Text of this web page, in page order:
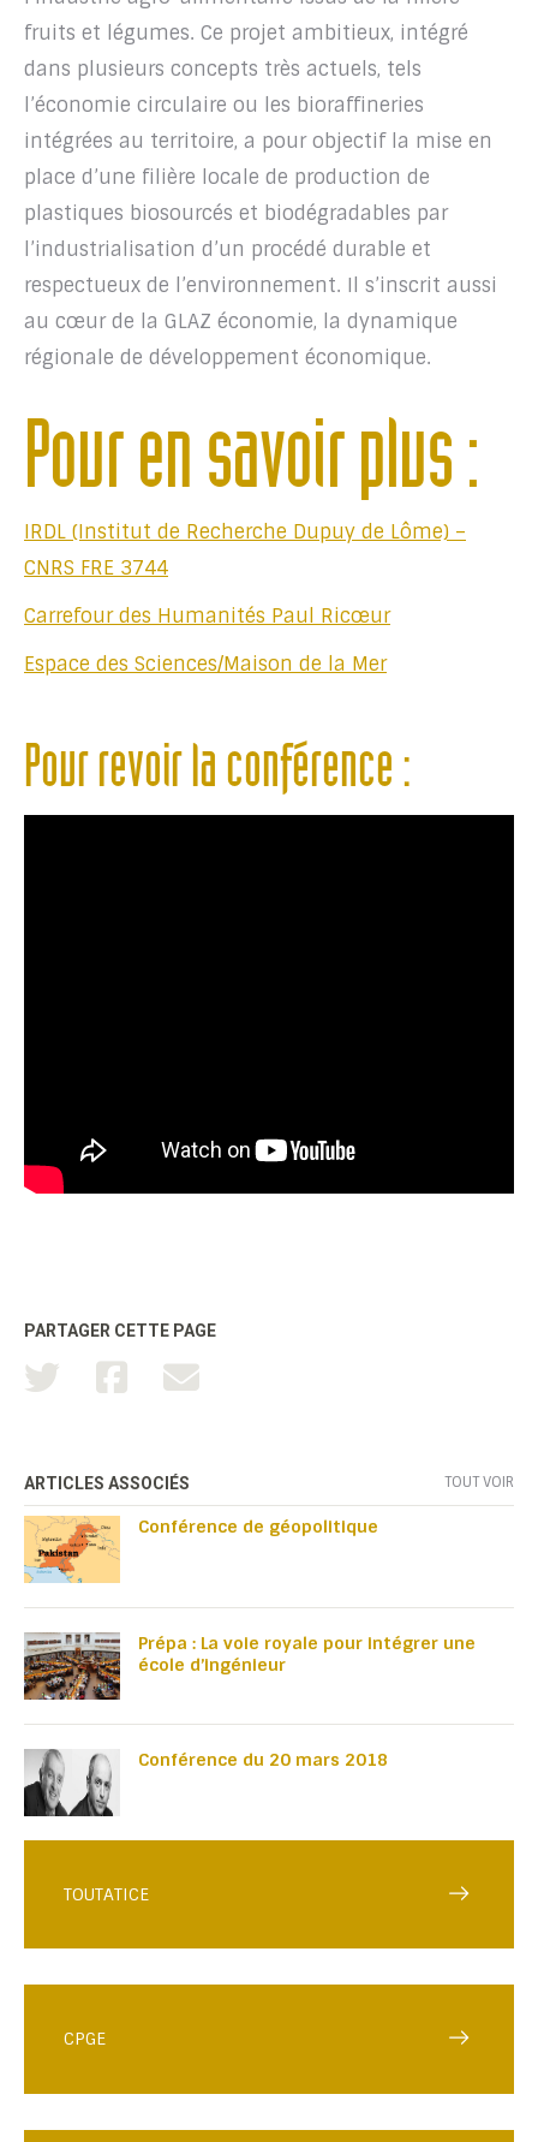
fruits et légumes. Ce projet ambitieux, intégré
dans plusieurs concepts très actuels, tels
l’économie circulaire ou les bioraffineries
intégrées au territoire, a pour objectif la mise en
place d’une filière locale de production de
plastiques biosourcés et biodégradables par
l’industrialisation d’un procédé durable et
respectueux de l’environnement. Il s’inscrit aussi
au cœur de la GLAZ économie, la dynamique
régionale de développement économique.
Pour en savoir plus :
IRDL (Institut de Recherche Dupuy de Lôme) –
CNRS FRE 3744
Carrefour des Humanités Paul Ricœur
Espace des Sciences/Maison de la Mer
Pour revoir la conférence :
PARTAGER CETTE PAGE
ARTICLES ASSOCIÉS TOUT VOIR
Conférence de géopolitique
Prépa : La voie royale pour intégrer une
école d’ingénieur
Conférence du 20 mars 2018
TOUTATICE
CPGE